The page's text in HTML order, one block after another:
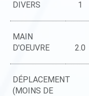
DIVERS
1
MAIN
D'OEUVRE
2.0
DÉPLACEMENT
(MOINS DE